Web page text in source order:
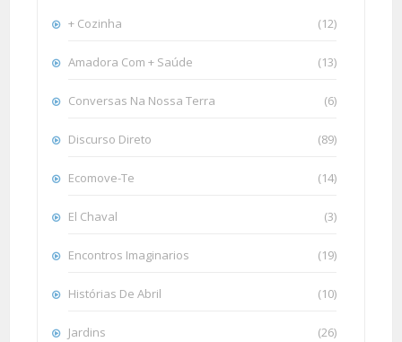
+ Cozinha (12)
Amadora Com + Saúde (13)
Conversas Na Nossa Terra (6)
Discurso Direto (89)
Ecomove-Te (14)
El Chaval (3)
Encontros Imaginarios (19)
Histórias De Abril (10)
Jardins (26)